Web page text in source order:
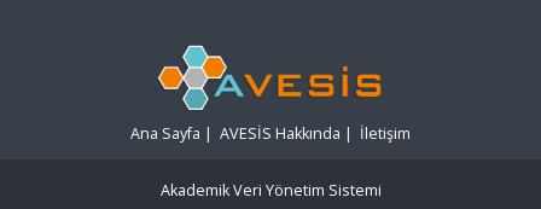
Ana Sayfa | AVESİS Hakkında | İletişim
Akademik Veri Yönetim Sistemi